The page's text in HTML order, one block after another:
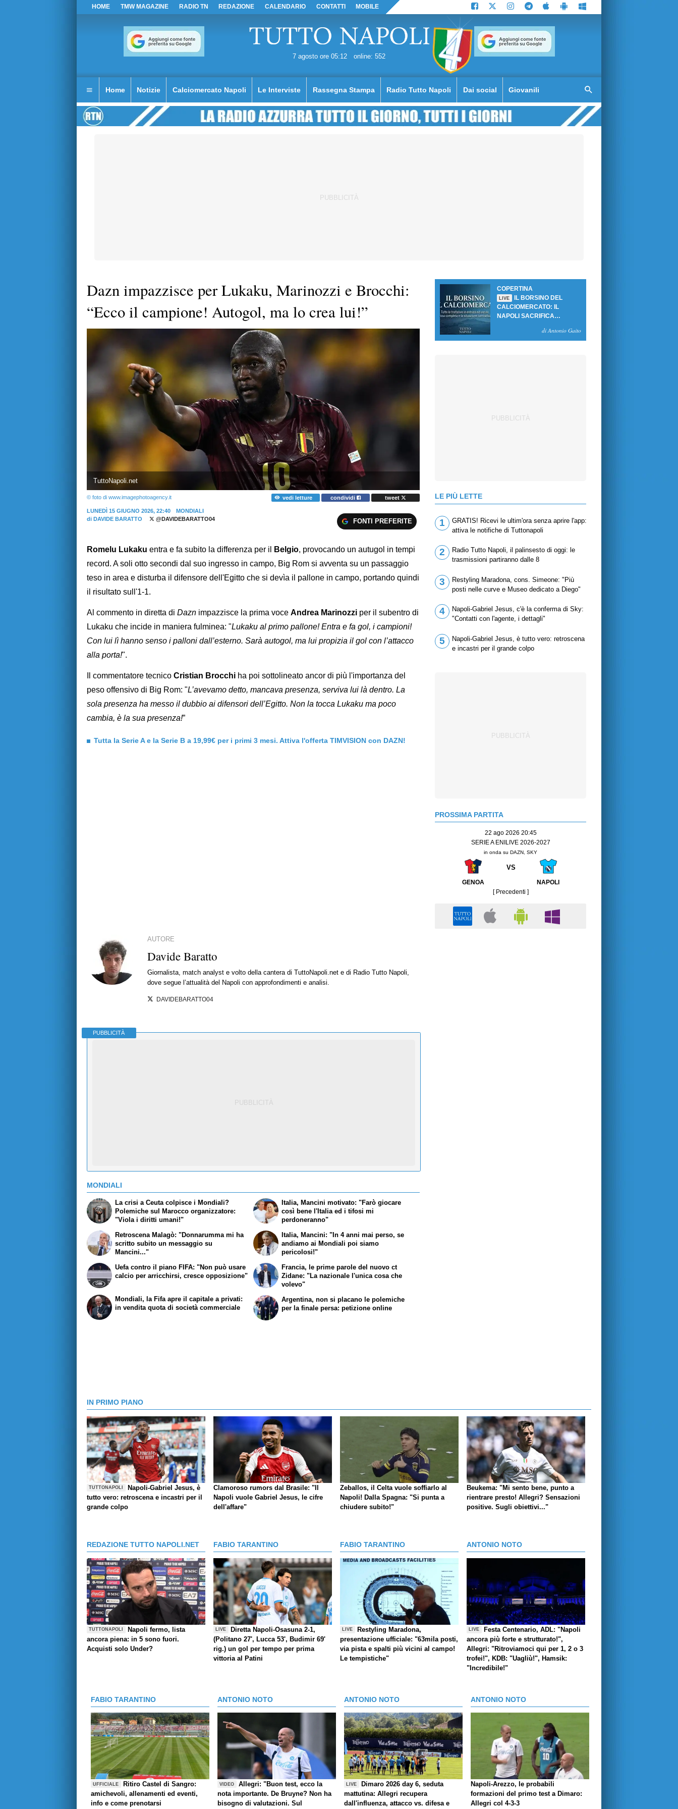
HOME TMW MAGAZINE RADIO TN REDAZIONE CALENDARIO CONTATTI MOBILE
7 agosto ore 05:12 online: 552
Home Notizie Calciomercato Napoli Le Interviste Rassegna Stampa Radio Tutto Napoli Dai social Giovanili
Dazn impazzisce per Lukaku, Marinozzi e Brocchi:
“Ecco il campione! Autogol, ma lo crea lui!”
TuttoNapoli.net
© foto di www.imagephotoagency.it vedi letture condividi tweet
LUNEDÌ 15 GIUGNO 2026, 22:40
MONDIALI
di DAVIDE BARATTO @DAVIDEBARATTO04 FONTI PREFERITE
Romelu Lukaku entra e fa subito la differenza per il Belgio, provocando un autugol in tempi
record. A soli otto secondi dal suo ingresso in campo, Big Rom si avventa su un passaggio
teso in area e disturba il difensore dell'Egitto che si devìa il pallone in campo, portando quindi
il risultato sull'1-1.
Al commento in diretta di Dazn impazzisce la prima voce Andrea Marinozzi per il subentro di
Lukaku che incide in maniera fulminea: "Lukaku al primo pallone! Entra e fa gol, i campioni!
Con lui lì hanno senso i palloni dall’esterno. Sarà autogol, ma lui propizia il gol con l’attacco
alla porta!".
Il commentatore tecnico Cristian Brocchi ha poi sottolineato ancor di più l'importanza del
peso offensivo di Big Rom: "L’avevamo detto, mancava presenza, serviva lui là dentro. La
sola presenza ha messo il dubbio ai difensori dell’Egitto. Non la tocca Lukaku ma poco
cambia, è la sua presenza!”
Tutta la Serie A e la Serie B a 19,99€ per i primi 3 mesi. Attiva l'offerta TIMVISION con DAZN!
AUTORE
Davide Baratto
Giornalista, match analyst e volto della cantera di TuttoNapoli.net e di Radio Tutto Napoli,
dove segue l’attualità del Napoli con approfondimenti e analisi.
DAVIDEBARATTO04
PUBBLICITÀ
MONDIALI
La crisi a Ceuta colpisce i Mondiali?
Polemiche sul Marocco organizzatore:
"Viola i diritti umani!"
Retroscena Malagò: "Donnarumma mi ha
scritto subito un messaggio su
Mancini..."
Italia, Mancini motivato: "Farò giocare
così bene l'Italia ed i tifosi mi
perdoneranno"
Italia, Mancini: "In 4 anni mai perso, se
andiamo ai Mondiali poi siamo
pericolosi!"
Uefa contro il piano FIFA: "Non può usare
calcio per arricchirsi, cresce opposizione"
Mondiali, la Fifa apre il capitale a privati:
in vendita quota di società commerciale
Francia, le prime parole del nuovo ct
Zidane: "La nazionale l'unica cosa che
volevo"
Argentina, non si placano le polemiche
per la finale persa: petizione online
COPERTINA
LIVE
IL BORSINO DEL
CALCIOMERCATO: IL
NAPOLI SACRIFICA
SBLOCCANO ARRIVIdi Antonio Gaito
LE PIÙ LETTE
1
GRATIS! Ricevi le ultim'ora senza aprire l'app:
attiva le notifiche di Tuttonapoli
2
Radio Tutto Napoli, il palinsesto di oggi: le
trasmissioni partiranno dalle 8
3
Restyling Maradona, cons. Simeone: "Più
posti nelle curve e Museo dedicato a Diego"
4
Napoli-Gabriel Jesus, c'è la conferma di Sky:
"Contatti con l'agente, i dettagli"
5
Napoli-Gabriel Jesus, è tutto vero: retroscena
e incastri per il grande colpo
PROSSIMA PARTITA
22 ago 2026 20:45
SERIE A ENILIVE 2026-2027
in onda su DAZN, SKY
VS
GENOA
NAPOLI
[ Precedenti ]
IN PRIMO PIANO
TUTTONAPOLI
Napoli-Gabriel Jesus, è
tutto vero: retroscena e incastri per il
grande colpo
Clamoroso rumors dal Brasile: "Il
Napoli vuole Gabriel Jesus, le cifre
dell'affare"
Zeballos, il Celta vuole soffiarlo al
Napoli! Dalla Spagna: "Si punta a
chiudere subito!"
Beukema: "Mi sento bene, punto a
rientrare presto! Allegri? Sensazioni
positive. Sugli obiettivi..."
REDAZIONE TUTTO NAPOLI.NET
TUTTONAPOLI
Napoli fermo, lista
ancora piena: in 5 sono fuori.
Acquisti solo Under?
FABIO TARANTINO
LIVE
Diretta Napoli-Osasuna 2-1,
(Politano 27', Lucca 53', Budimir 69'
rig.) un gol per tempo per prima
vittoria al Patini
FABIO TARANTINO
LIVE
Restyling Maradona,
presentazione ufficiale: "63mila posti,
via pista e spalti più vicini al campo!
Le tempistiche"
ANTONIO NOTO
LIVE
Festa Centenario, ADL: "Napoli
ancora più forte e strutturato!",
Allegri: "Ritroviamoci qui per 1, 2 o 3
trofei!", KDB: "Uagliù!", Hamsik:
"Incredibile!"
FABIO TARANTINO
UFFICIALE
Ritiro Castel di Sangro:
amichevoli, allenamenti ed eventi,
info e come prenotarsi
ANTONIO NOTO
VIDEO
Allegri: "Buon test, ecco la
nota importante. De Bruyne? Non ha
bisogno di valutazioni. Sul
ANTONIO NOTO
LIVE
Dimaro 2026 day 6, seduta
mattutina: Allegri recupera
dall'influenza, attacco vs. difesa e
ANTONIO NOTO
Napoli-Arezzo, le probabili
formazioni del primo test a Dimaro:
Allegri col 4-3-3